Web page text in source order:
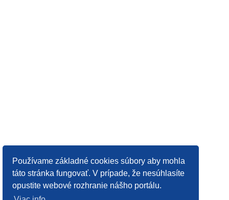
Používame základné cookies súbory aby mohla
táto stránka fungovať. V prípade, že nesúhlasíte
opustite webové rozhranie nášho portálu.